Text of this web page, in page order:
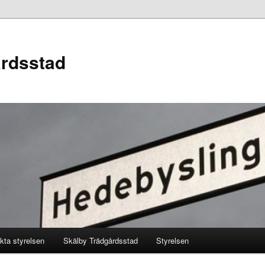
styrelsen Skälby Trädgårdsstad Styrelsen